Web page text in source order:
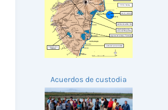
Acuerdos de custodia